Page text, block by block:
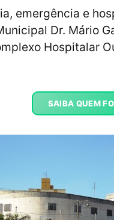
emergência e
Dr. Mário
Hospitalar
SAIBA QUEM